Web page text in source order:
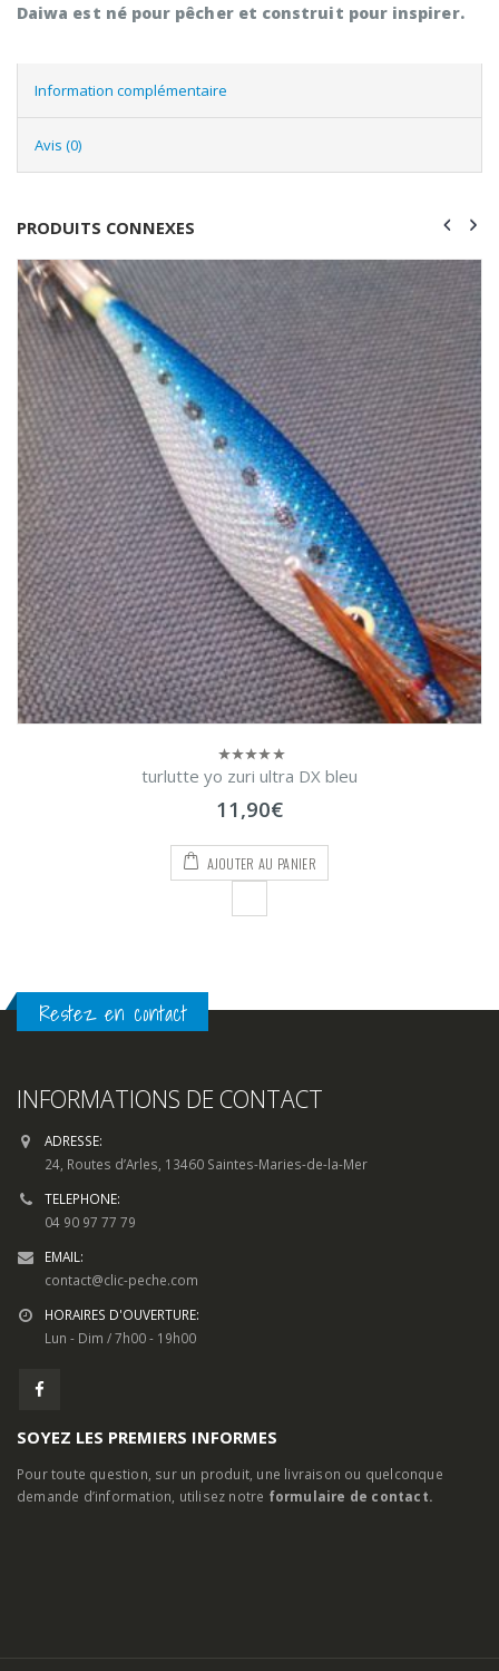
Daiwa est né pour pêcher et construit pour inspirer.
Information complémentaire
Avis (0)
PRODUITS CONNEXES
0
5
turlutte yo zuri ultra DX bleu
11,90€
AJOUTER AU PANIER
Restez en contact
INFORMATIONS DE CONTACT
ADRESSE:
24, Routes d’Arles, 13460 Saintes-Maries-de-la-Mer
TELEPHONE:
04 90 97 77 79
EMAIL:
contact@clic-peche.com
HORAIRES D'OUVERTURE:
Lun - Dim / 7h00 - 19h00
SOYEZ LES PREMIERS INFORMES
Pour toute question, sur un produit, une livraison ou quelconque
demande d’information, utilisez notre formulaire de contact.